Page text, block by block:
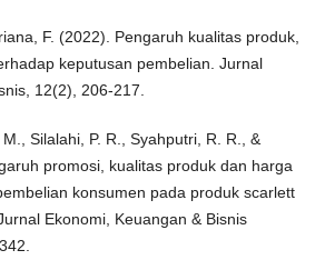
F. (2022). Pengaruh kualitas produk,
keputusan pembelian. Jurnal
12(2), 206-217.
Silalahi, P. R., Syahputri, R. R., &
promosi, kualitas produk dan harga
konsumen pada produk scarlett
Ekonomi, Keuangan & Bisnis